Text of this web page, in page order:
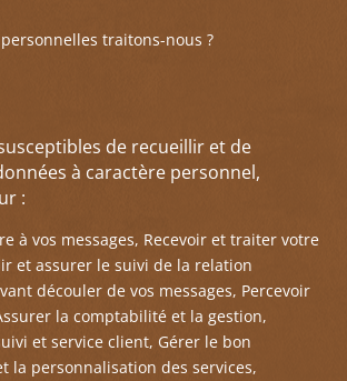
traitons-nous ?
de recueillir et de
à caractère personnel,
:
à vos messages, Recevoir et traiter votre
et assurer le suivi de la relation
découler de vos messages, Percevoir
la comptabilité et la gestion,
et service client, Gérer le bon
la personnalisation des services,